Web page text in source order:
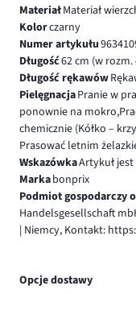
MateriałMateriał
Kolorczarny
Numer artykułu
Długość62 cm (w rozm.
Długość rękawów
PielęgnacjaPranie w
ponownie na
chemicznie (Kółko –
Prasować letnim
WskazówkaArtykuł
Markabonprix
Podmiot gospodarczy
Handelsgesellschaft
| Niemcy, Kontakt:
Opcje dostawy